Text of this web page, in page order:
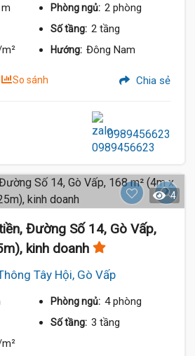
Phòng ngủ: 2 phòng
Số tầng: 2 tầng
Hướng: Đông Nam
So sánh Chia sẻ
0989456623
4
Đường Số 14, Gò Vấp,
kinh doanh
Tây Hội, Gò Vấp
Phòng ngủ: 4 phòng
Số tầng: 3 tầng